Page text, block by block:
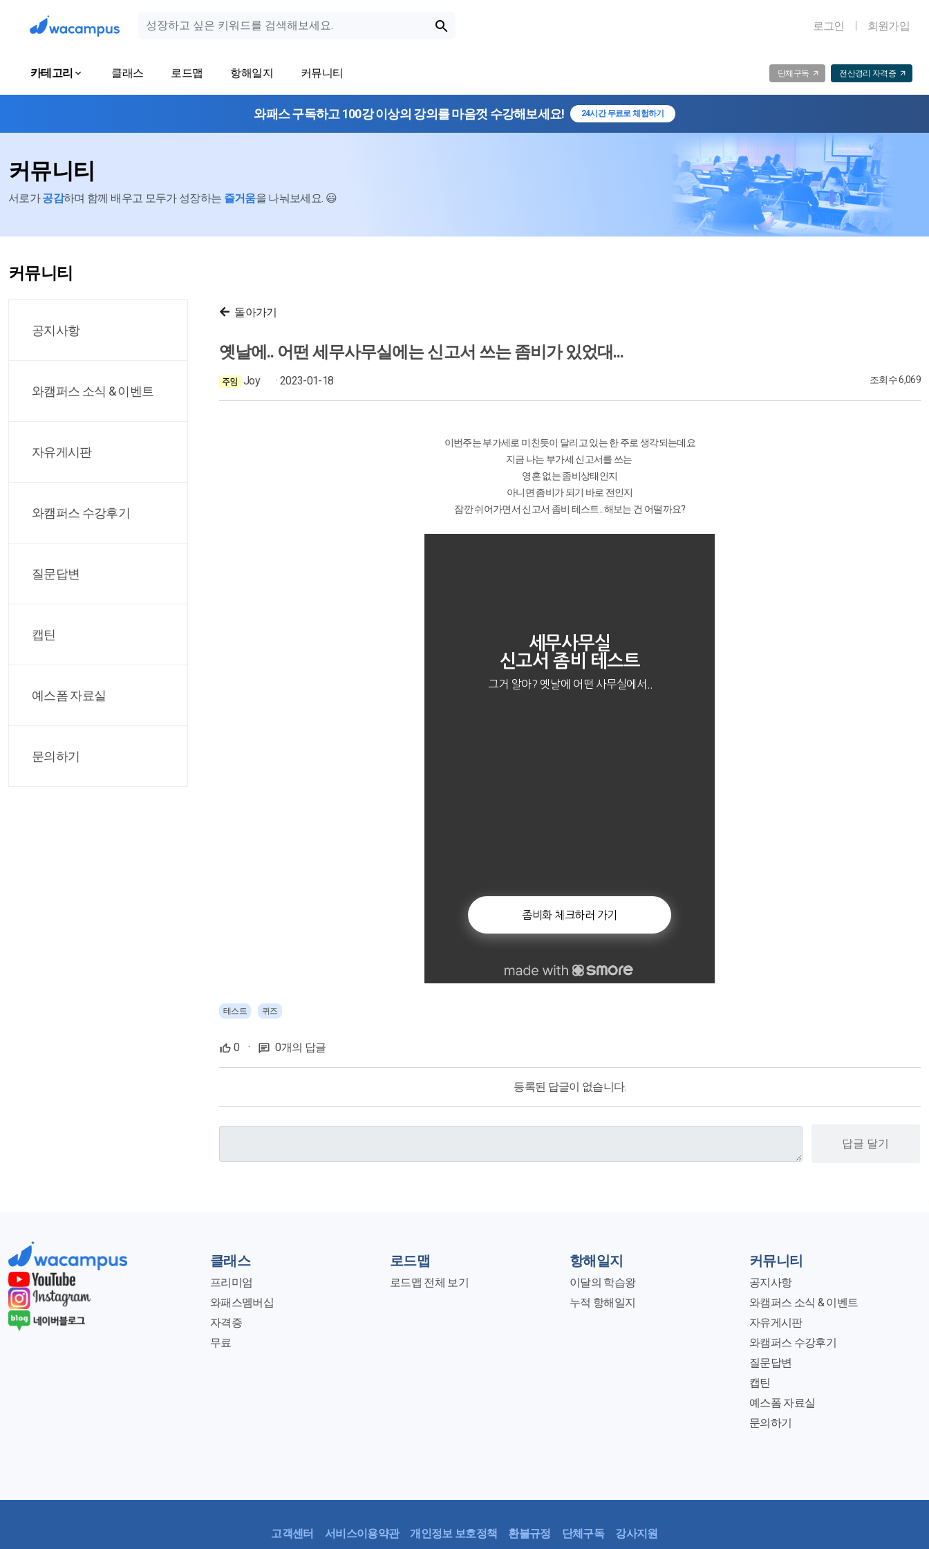
로그인 회원가입
카테고리 클래스 로드맵 항해일지 커뮤니티 단체구독 전산경리 자격증
와패스 구독하고 100강 이상의 강의를 마음껏 수강해보세요! 24시간 무료로 체험하기
커뮤니티
서로가공감하며 함께 배우고 모두가 성장하는 즐거움을 나눠보세요. 😃
커뮤니티
공지사항
와캠퍼스 소식 & 이벤트
자유게시판
와캠퍼스 수강후기
질문답변
캡틴
예스폼 자료실
문의하기
돌아가기
옛날에.. 어떤 세무사무실에는 신고서 쓰는 좀비가 있었대...
Joy · 2023-01-18 조회수 6,069
이번주는 부가세로 미친듯이 달리고 있는 한 주로 생각되는데요
지금 나는 부가세 신고서를 쓰는
영혼 없는 좀비상태인지
아니면 좀비가 되기 바로 전인지
잠깐 쉬어가면서 신고서 좀비 테스트...해보는 건 어떨까요?
테스트 퀴즈
0 · 0개의 답글
등록된 답글이 없습니다.
답글 달기
클래스
프리미엄
와패스멤버십
자격증
무료
로드맵
로드맵 전체 보기
항해일지
이달의 학습왕
누적 항해일지
커뮤니티
공지사항
와캠퍼스 소식 & 이벤트
자유게시판
와캠퍼스 수강후기
질문답변
캡틴
예스폼 자료실
문의하기
고객센터 서비스이용약관 개인정보 보호정책 환불규정 단체구독 강사지원